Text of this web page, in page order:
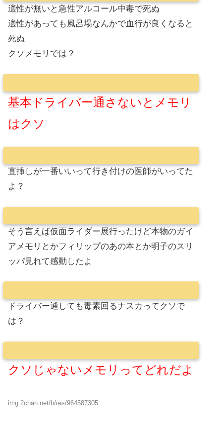
適性が無いと急性アルコール中毒で死ぬ
適性があっても風呂場なんかで血行が良くなると
死ぬ
クソメモリでは？
基本ドライバー通さないとメモリ
はクソ
直挿しが一番いいって行き付けの医師がいってた
よ？
そう言えば仮面ライダー展行ったけど本物のガイ
アメモリとかフィリップのあの本とか明子のスリ
ッパ見れて感動したよ
ドライバー通しても毒素回るナスカってクソで
は？
クソじゃないメモリってどれだよ
img.2chan.net/b/res/964587305